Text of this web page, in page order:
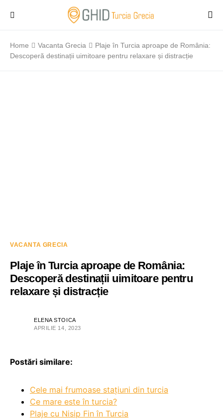
Home Vacanta Grecia
Plaje în Turcia aproape de România:
Descoperă destinații uimitoare pentru relaxare și distracție
VACANTA GRECIA
Plaje în Turcia aproape de România:
Descoperă destinații uimitoare pentru
relaxare și distracție
ELENA STOICA
APRILIE 14, 2023
Postări similare:
Cele mai frumoase stațiuni din turcia
Ce mare este în turcia?
Plaje cu Nisip Fin în Turcia